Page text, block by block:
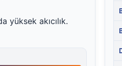
yüksek akıcılık.